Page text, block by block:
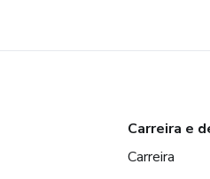
Carreira e
Carreira